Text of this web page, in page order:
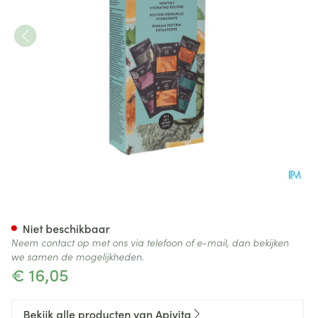
€ 16,05
Niet beschikbaar
Neem contact op met ons via telefoon of e-mail, dan bekijken
we samen de mogelijkheden.
Bekijk alle producten van Apivita